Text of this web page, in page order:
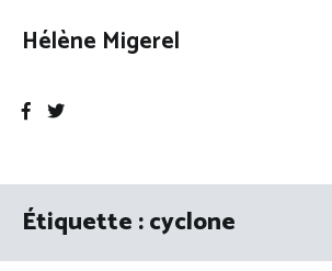
Hélène Migerel
Étiquette :cyclone